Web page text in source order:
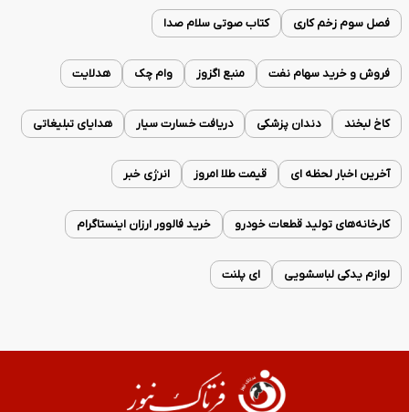
فصل سوم زخم کاری کتاب صوتی سلام صدا
فروش و خرید سهام نفت منبع اگزوز وام چک هدلایت
کاخ لبخند دندان پزشکی دریافت خسارت سیار هدایای تبلیغاتی
آخرین اخبار لحظه ای قیمت طلا امروز انرژی خبر
کارخانه‌های تولید قطعات خودرو خرید فالوور ارزان اینستاگرام
لوازم یدکی لباسشویی ای پلنت